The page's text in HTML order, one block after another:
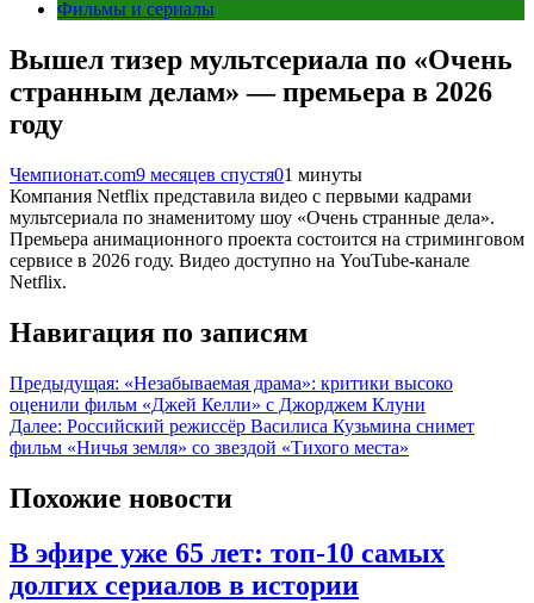
Фильмы и сериалы
Вышел тизер мультсериала по «Очень
странным делам» — премьера в 2026
году
Чемпионат.com9 месяцев спустя01 минуты
Компания Netflix представила видео с первыми кадрами
мультсериала по знаменитому шоу «Очень странные дела».
Премьера анимационного проекта состоится на стриминговом
сервисе в 2026 году. Видео доступно на YouTube-канале
Netflix.
Навигация по записям
Предыдущая: «Незабываемая драма»: критики высоко
оценили фильм «Джей Келли» с Джорджем Клуни
Далее: Российский режиссёр Василиса Кузьмина снимет
фильм «Ничья земля» со звездой «Тихого места»
Похожие новости
В эфире уже 65 лет: топ-10 самых
долгих сериалов в истории